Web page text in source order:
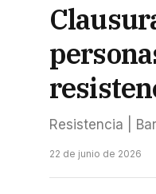
Resistencia |
22 de junio de 2026